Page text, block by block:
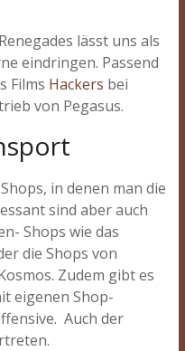
lässt uns als
eindringen. Passend
Films Hackers bei
von Pegasus.
in denen man die
sind aber auch
Shops wie das
die Shops von
Zudem gibt es
eigenen Shop-
Auch der